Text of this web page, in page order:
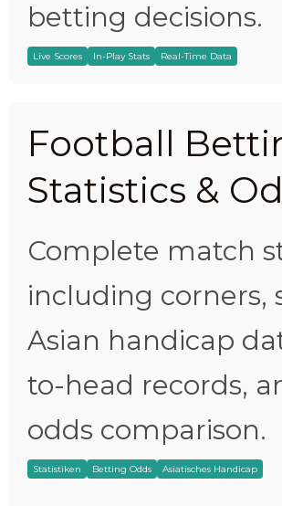
betting decisions.
Live Scores In-Play Stats Real-Time Data
Football
Statistics &
Complete match
including corners,
Asian handicap
to-head records,
odds comparison.
Statistiken Betting Odds Asiatisches Handicap